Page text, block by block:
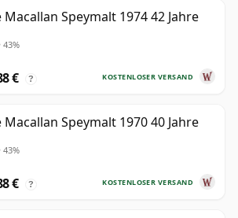
Macallan Speymalt 1974 42 Jahre
43%
KOSTENLOSER VERSAND
€ ?
Macallan Speymalt 1970 40 Jahre
43%
KOSTENLOSER VERSAND
€ ?